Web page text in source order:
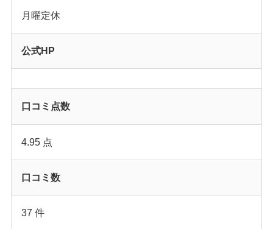
月曜定休
公式HP
口コミ点数
4.95 点
口コミ数
37 件